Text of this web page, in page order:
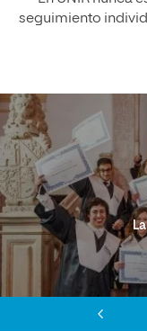
seguimiento